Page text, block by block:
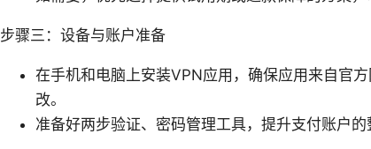
步骤三：设备与账户准备
在手机和电脑上安装VPN应用，确保应用来自官
改。
准备好两步验证、密码管理工具，提升支付账户的